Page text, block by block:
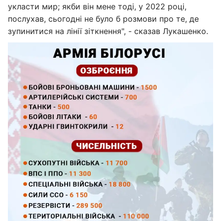
укласти мир; якби він мене тоді, у 2022 році,
послухав, сьогодні не було б розмови про те, де
зупинитися на лінії зіткнення", - сказав Лукашенко.